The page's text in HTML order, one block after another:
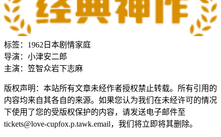
标签： 1962 日本剧情家庭
导演： 小津安二郎
主演： 笠智众岩下志麻
版权声明：本站所有文章未经作者授权禁止转载。所有引用的
内容均来自其各自的来源。如果您认为我们在未经许可的情况
下使用了您的受版权保护的内容，请发送电子邮件至
tickets@love-cupfox.p.tawk.email，我们将立即将其删除。